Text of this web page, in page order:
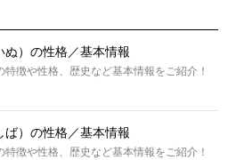
ぬ）の性格／基本情報
特徴や性格、歴史など基本情報をご紹介！
ば）の性格／基本情報
特徴や性格、歴史など基本情報をご紹介！